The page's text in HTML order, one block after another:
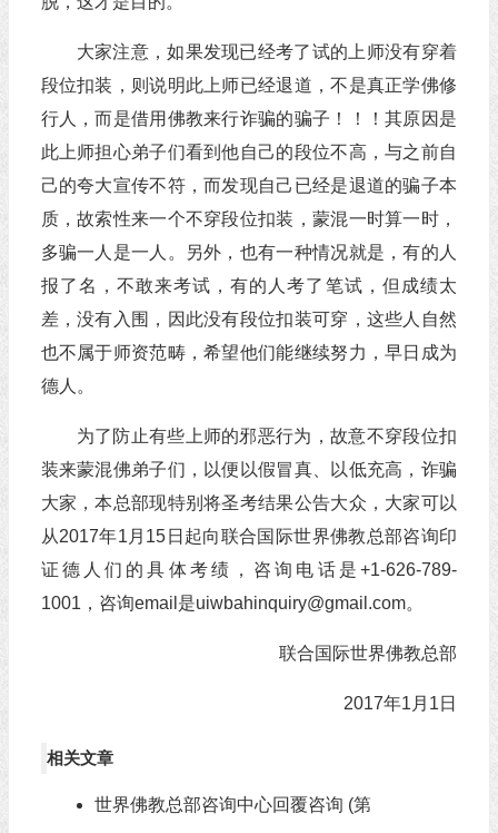
大家注意，如果发现已经考了试的上师没有穿着
段位扣装，则说明此上师已经退道，不是真正学佛修
行人，而是借用佛教来行诈骗的骗子！！！其原因是
此上师担心弟子们看到他自己的段位不高，与之前自
己的夸大宣传不符，而发现自己已经是退道的骗子本
质，故索性来一个不穿段位扣装，蒙混一时算一时，
多骗一人是一人。另外，也有一种情况就是，有的人
报了名，不敢来考试，有的人考了笔试，但成绩太
差，没有入围，因此没有段位扣装可穿，这些人自然
也不属于师资范畴，希望他们能继续努力，早日成为
德人。
为了防止有些上师的邪恶行为，故意不穿段位扣
装来蒙混佛弟子们，以便以假冒真、以低充高，诈骗
大家，本总部现特别将圣考结果公告大众，大家可以
从2017年1月15日起向联合国际世界佛教总部咨询印
证德人们的具体考绩，咨询电话是+1-626-789-
1001，咨询email是uiwbahinquiry@gmail.com。
联合国际世界佛教总部
2017年1月1日
相关文章
世界佛教总部咨询中心回覆咨询 (第